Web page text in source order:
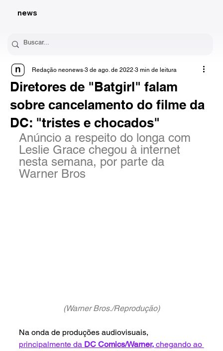
news
Diretores de "Batgirl" falam
sobre cancelamento do filme da
DC: "tristes e chocados"
Redação neonews 3 de ago. de 2022 3 min de leitura
Anúncio a respeito do longa com
Leslie Grace chegou à internet
nesta semana, por parte da
Warner Bros
(Warner Bros./Reprodução)
Na onda de produções audiovisuais,
principalmente da DC Comics/Warner, chegando ao